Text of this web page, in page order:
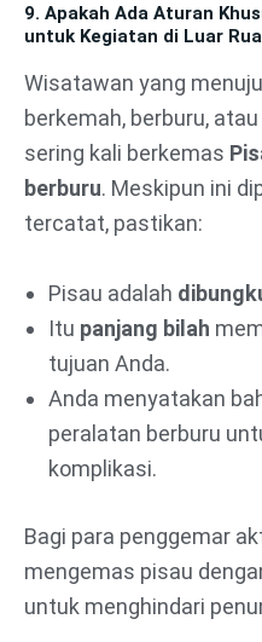
9. Apakah Ada Aturan
untuk Kegiatan di Luar
Wisatawan yang
berkemah, berburu,
sering kali berkemas
berburu. Meskipun ini
tercatat, pastikan:
Pisau adalah
Itu panjang bilah
tujuan Anda.
Anda menyatakan
peralatan berburu
komplikasi.
Bagi para penggemar
mengemas pisau
untuk menghindari